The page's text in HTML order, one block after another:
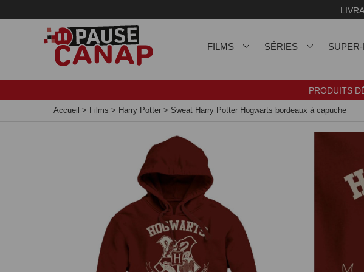
FILMS SÉRIES
PRODUITS
Accueil > Films > Harry Potter > Sweat Harry Potter Hogwarts bordeaux à capuche